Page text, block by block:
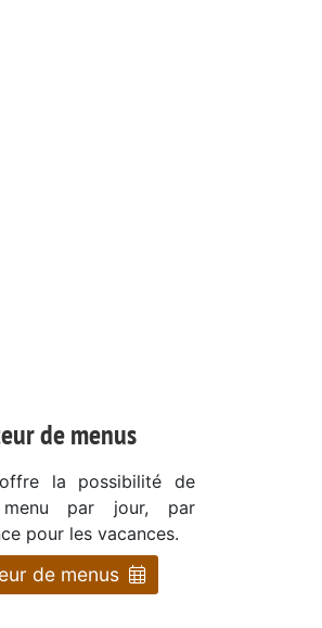
de menus
la possibilité de
par jour, par
pour les vacances.
de menus